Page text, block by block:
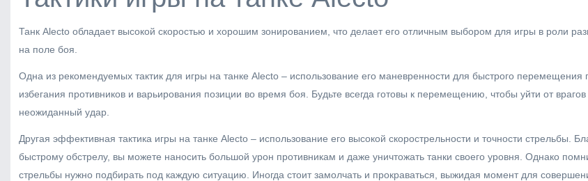
Танк Alecto обладает высокой скоростью и хорошим зонированием, что делает его отличным выбором для игры в роли
на поле боя.
Одна из рекомендуемых тактик для игры на танке Alecto – использование его маневренности для быстрого перемещения
избегания противников и варьирования позиции во время боя. Будьте всегда готовы к перемещению, чтобы уйти от
неожиданный удар.
Другая эффективная тактика игры на танке Alecto – использование его высокой скорострельности и точности стрельбы.
быстрому обстрелу, вы можете наносить большой урон противникам и даже уничтожать танки своего уровня. Однако
стрельбы нужно подбирать под каждую ситуацию. Иногда стоит замолчать и прокраваться, выжидая момент для